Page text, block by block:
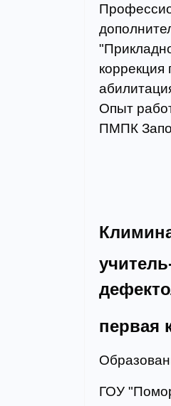
Опыт
ПМПК
первая
ГОУ